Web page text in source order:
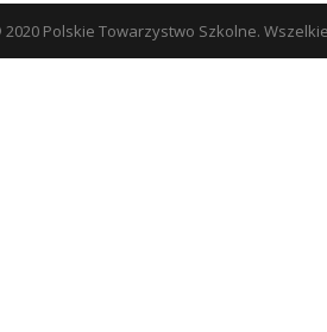
Polskie Towarzystwo Szkolne.